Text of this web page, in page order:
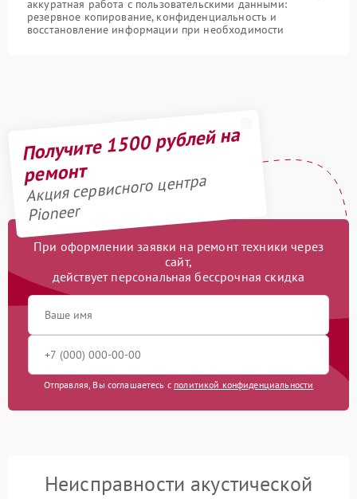
аккуратная работа с пользовательскими данными:
резервное копирование, конфиденциальность и
восстановление информации при необходимости
Получите 1500 рублей на
ремонт
Акция сервисного центра
Pioneer
При оформлении заявки на ремонт техники через
сайт,
действует персональная бессрочная скидка
Отправляя, Вы соглашаетесь с политикой конфиденциальности
Неисправности акустической